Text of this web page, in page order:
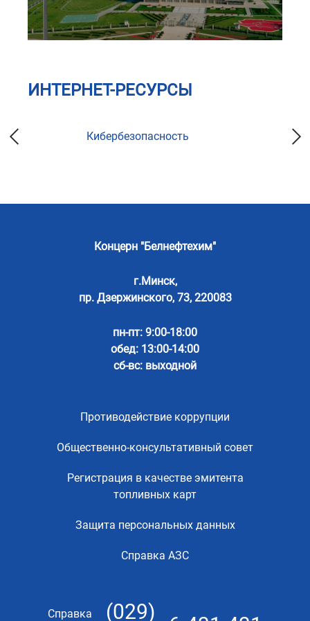
ИНТЕРНЕТ-РЕСУРСЫ
Кибербезопасность
Концерн "Белнефтехим"
г.Минск,
пр. Дзержинского, 73, 220083
пн-пт: 9:00-18:00
обед: 13:00-14:00
сб-вс: выходной
Противодействие коррупции
Общественно-консультативный совет
Регистрация в качестве эмитента
топливных карт
Защита персональных данных
Справка АЗС
Справка (029)